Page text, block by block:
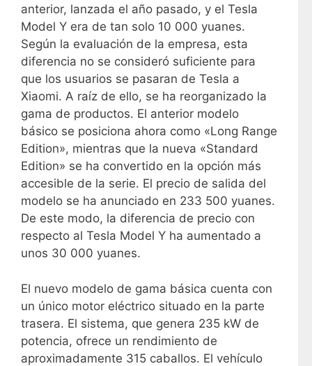
anterior, lanzada el año pasado, y el Tesla
Model Y era de tan solo 10 000 yuanes.
Según la evaluación de la empresa, esta
diferencia no se consideró suficiente para
que los usuarios se pasaran de Tesla a
Xiaomi. A raíz de ello, se ha reorganizado la
gama de productos. El anterior modelo
básico se posiciona ahora como «Long Range
Edition», mientras que la nueva «Standard
Edition» se ha convertido en la opción más
accesible de la serie. El precio de salida del
modelo se ha anunciado en 233 500 yuanes.
De este modo, la diferencia de precio con
respecto al Tesla Model Y ha aumentado a
unos 30 000 yuanes.
El nuevo modelo de gama básica cuenta con
un único motor eléctrico situado en la parte
trasera. El sistema, que genera 235 kW de
potencia, ofrece un rendimiento de
aproximadamente 315 caballos. El vehículo